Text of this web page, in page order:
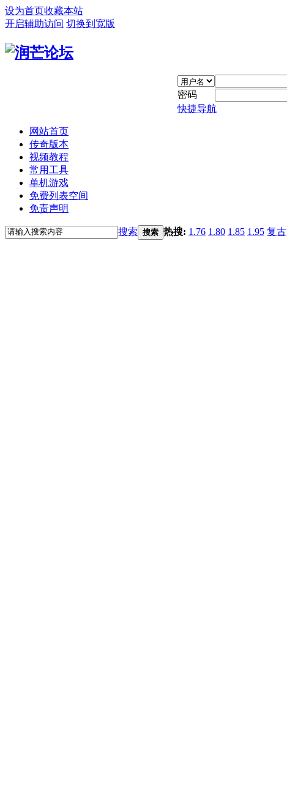
设为首页收藏本站
开启辅助访问 切换到宽版
密码
快捷导航
网站首页
传奇版本
视频教程
常用工具
单机游戏
免费列表空间
免责声明
搜索 搜索 热搜: 1.76 1.80 1.85 1.95 复古